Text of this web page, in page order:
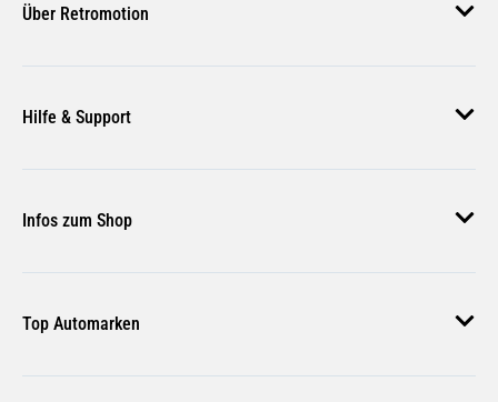
Über Retromotion
Unsere Jobs
Magazin
Hilfe & Support
Zahlungsmethoden
Versand & Lieferung
Rückgabe & Erstattung
Infos zum Shop
Nutzungsbedingungen
Widerrufsbelehrung
Top Automarken